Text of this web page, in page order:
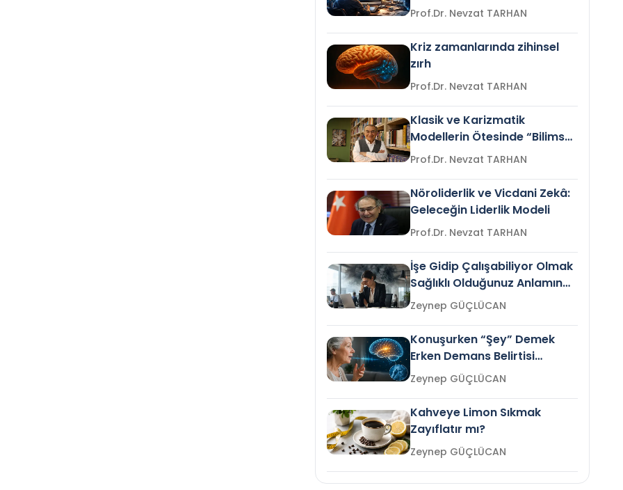
Prof.Dr. Nevzat TARHAN
Kriz zamanlarında zihinsel
zırh
Prof.Dr. Nevzat TARHAN
Klasik ve Karizmatik
Modellerin Ötesinde “Bilimsel
Liderlik”
Prof.Dr. Nevzat TARHAN
Nöroliderlik ve Vicdani Zekâ:
Geleceğin Liderlik Modeli
Prof.Dr. Nevzat TARHAN
İşe Gidip Çalışabiliyor Olmak
Sağlıklı Olduğunuz Anlamına
Gelir mi?Zeynep GÜÇLÜCAN
Konuşurken “Şey” Demek
Erken Demans Belirtisi
Olabilir mi?Zeynep GÜÇLÜCAN
Kahveye Limon Sıkmak
Zayıflatır mı?
Zeynep GÜÇLÜCAN